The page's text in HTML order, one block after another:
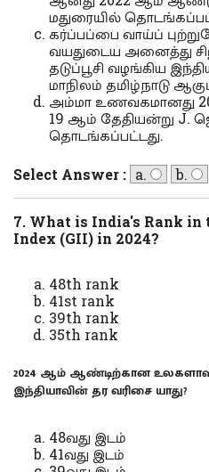
மதுரையில்
கர்ப்பப்பை வாய்ப்
வயதுடைய அனைத்து
தடுப்பூசி வழங்கிய
மாநிலம் தமிழ்நாடு
அம்மா உணவகமானது
19 ஆம் தேதியன்று J.
தொடங்கப்பட்டது.
Select Answer : a. b.
7. What is India's Rank in
Index (GII) in 2024?
48th rank
41st rank
39th rank
35th rank
2024 ஆம் ஆண்டிற்கான
இந்தியாவின் தர வரிசை யாது?
48வது இடம்
41வது இடம்